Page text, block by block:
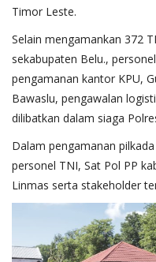
Timor Leste.
Selain mengamankan 372
sekabupaten Belu.,
pengamanan kantor KPU,
Bawaslu, pengawalan
dilibatkan dalam siaga
Dalam pengamanan
personel TNI, Sat Pol PP
Linmas serta stakeholder